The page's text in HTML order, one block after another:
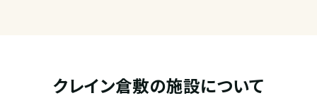
クレイン倉敷の施設について